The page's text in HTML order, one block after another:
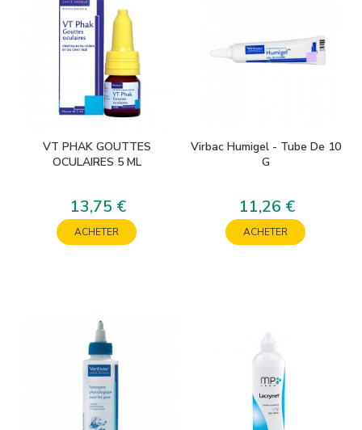
VT PHAK GOUTTES
OCULAIRES 5 ML
Prix
13,75 €
ACHETER
Virbac Humigel - Tube De 10
G
Prix
11,26 €
ACHETER